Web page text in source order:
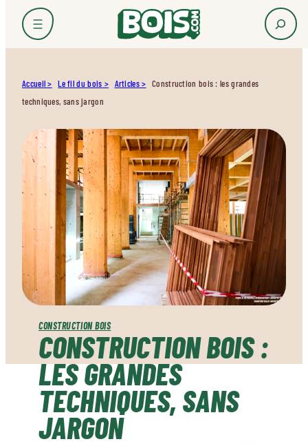
Accueil Le fil du bois Articles
Construction bois : les grandes
techniques, sans jargon
CONSTRUCTION BOIS
CONSTRUCTION BOIS :
LES GRANDES
TECHNIQUES, SANS
JARGON